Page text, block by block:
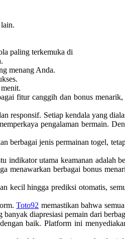
paling terkemuka di
menang Anda.
fitur canggih dan bonus
responsif. Setiap kendala yang
pengalaman bermain.
berbagai jenis permainan togel,
indikator utama keamanan adalah
menawarkan berbagai bonus
hingga prediksi otomatis,
Toto92 memastikan bahwa
diapresiasi pemain dari
baik. Platform ini